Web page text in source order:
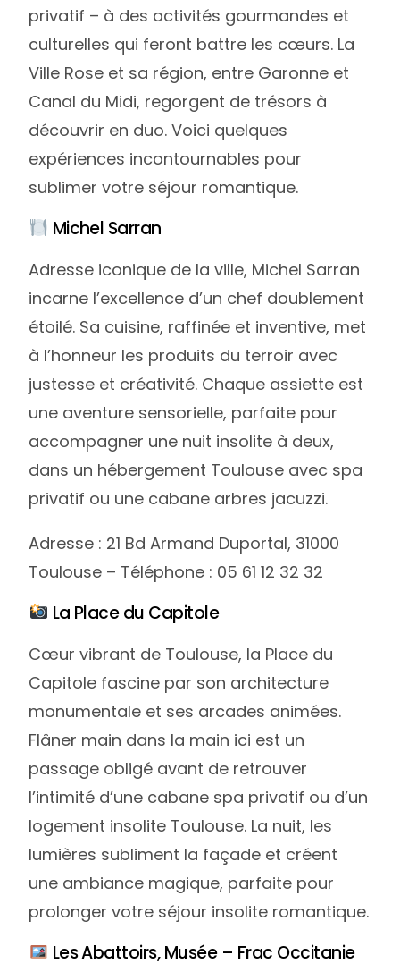
privatif – à des activités gourmandes et
culturelles qui feront battre les cœurs. La
Ville Rose et sa région, entre Garonne et
Canal du Midi, regorgent de trésors à
découvrir en duo. Voici quelques
expériences incontournables pour
sublimer votre séjour romantique.
Michel Sarran
Adresse iconique de la ville, Michel Sarran
incarne l’excellence d’un chef doublement
étoilé. Sa cuisine, raffinée et inventive, met
à l’honneur les produits du terroir avec
justesse et créativité. Chaque assiette est
une aventure sensorielle, parfaite pour
accompagner une nuit insolite à deux,
dans un hébergement Toulouse avec spa
privatif ou une cabane arbres jacuzzi.
Adresse : 21 Bd Armand Duportal, 31000
Toulouse – Téléphone : 05 61 12 32 32
La Place du Capitole
Cœur vibrant de Toulouse, la Place du
Capitole fascine par son architecture
monumentale et ses arcades animées.
Flâner main dans la main ici est un
passage obligé avant de retrouver
l’intimité d’une cabane spa privatif ou d’un
logement insolite Toulouse. La nuit, les
lumières subliment la façade et créent
une ambiance magique, parfaite pour
prolonger votre séjour insolite romantique.
Les Abattoirs, Musée – Frac Occitanie